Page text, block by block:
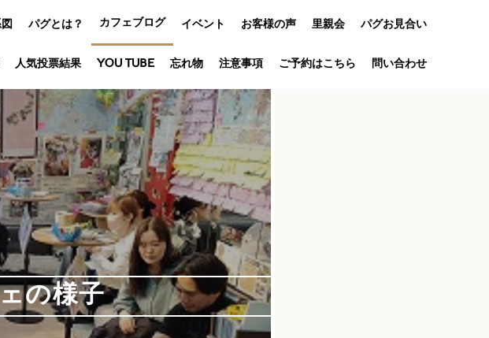
パグとは？ カフェブログ イベント
オフ会
アニバーサリ
ー
お客様の声 里親会 パグお見合い
人気投票結果 YOU TUBE 忘れ物 注意事項 ご予約はこちら 問い合わせ
の様子